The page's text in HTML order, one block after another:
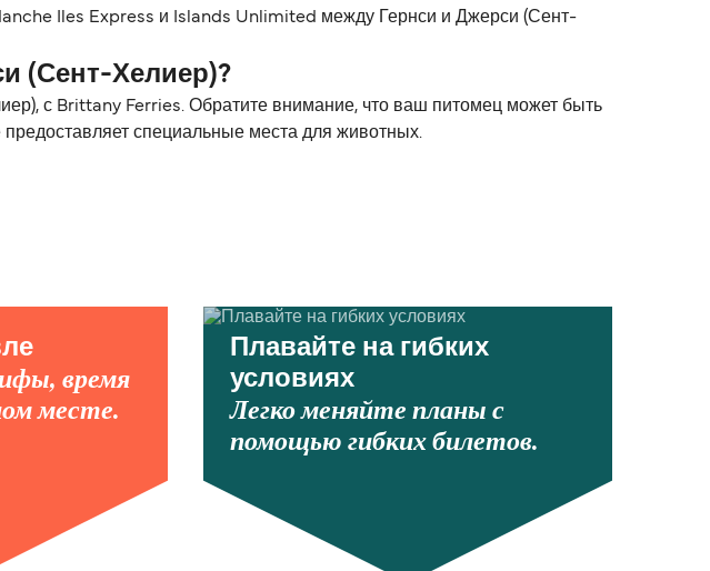
Iles Express и Islands Unlimited между Гернси и Джерси (Сент-
(Сент-Хелиер)?
с Brittany Ferries. Обратите внимание, что ваш питомец может быть
специальные места для животных.
время
месте.
Плавайте на гибких
условиях
Легко меняйте планы с
помощью гибких билетов.